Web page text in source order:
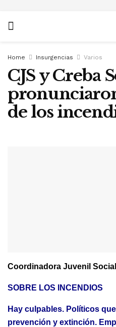
Home Insurgencias Varios
CJS y Creba
de los
Coordinadora Juvenil
SOBRE LOS INCENDIOS
Hay culpables. Políticos
prevención y extinción.